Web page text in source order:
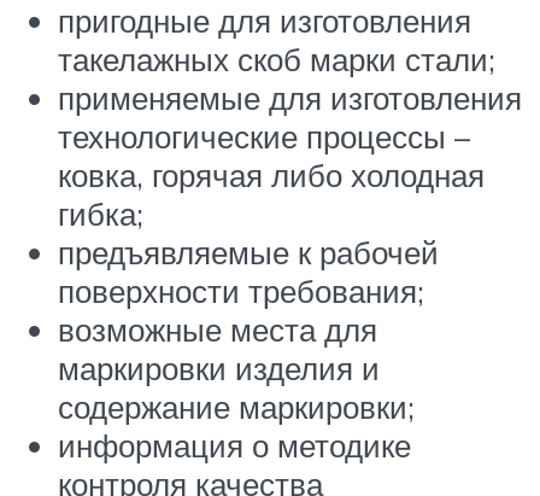
пригодные для изготовления
такелажных скоб марки стали;
применяемые для изготовления
технологические процессы –
ковка, горячая либо холодная
гибка;
предъявляемые к рабочей
поверхности требования;
возможные места для
маркировки изделия и
содержание маркировки;
информация о методике
контроля качества